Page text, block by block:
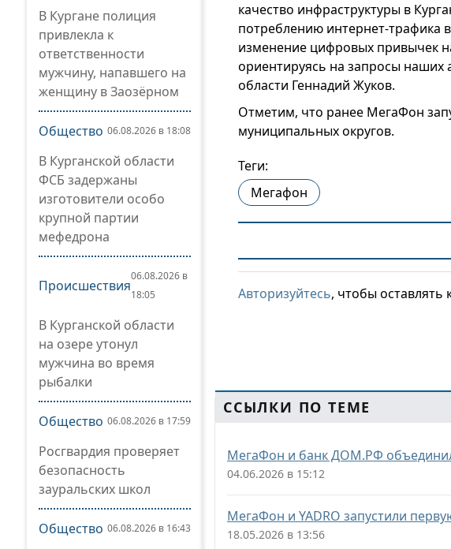
В Кургане полиция
привлекла к
ответственности
мужчину, напавшего на
женщину в Заозёрном
Общество 06.08.2026 в 18:08
В Курганской области
ФСБ задержаны
изготовители особо
крупной партии
мефедрона
Происшествия
06.08.2026 в
18:05
В Курганской области
на озере утонул
мужчина во время
рыбалки
Общество 06.08.2026 в 17:59
Росгвардия проверяет
безопасность
зауральских школ
Общество 06.08.2026 в 16:43
качество инфраструктуры в
потреблению интернет-трафика
изменение цифровых привычек
ориентируясь на запросы наших
области Геннадий Жуков.
Отметим, что ранее МегаФон
муниципальных округов.
Теги:
Мегафон
Авторизуйтесь, чтобы оставлять
ССЫЛКИ ПО ТЕМЕ
МегаФон и банк ДОМ.РФ
04.06.2026 в 15:12
МегаФон и YADRO запустили
18.05.2026 в 13:56